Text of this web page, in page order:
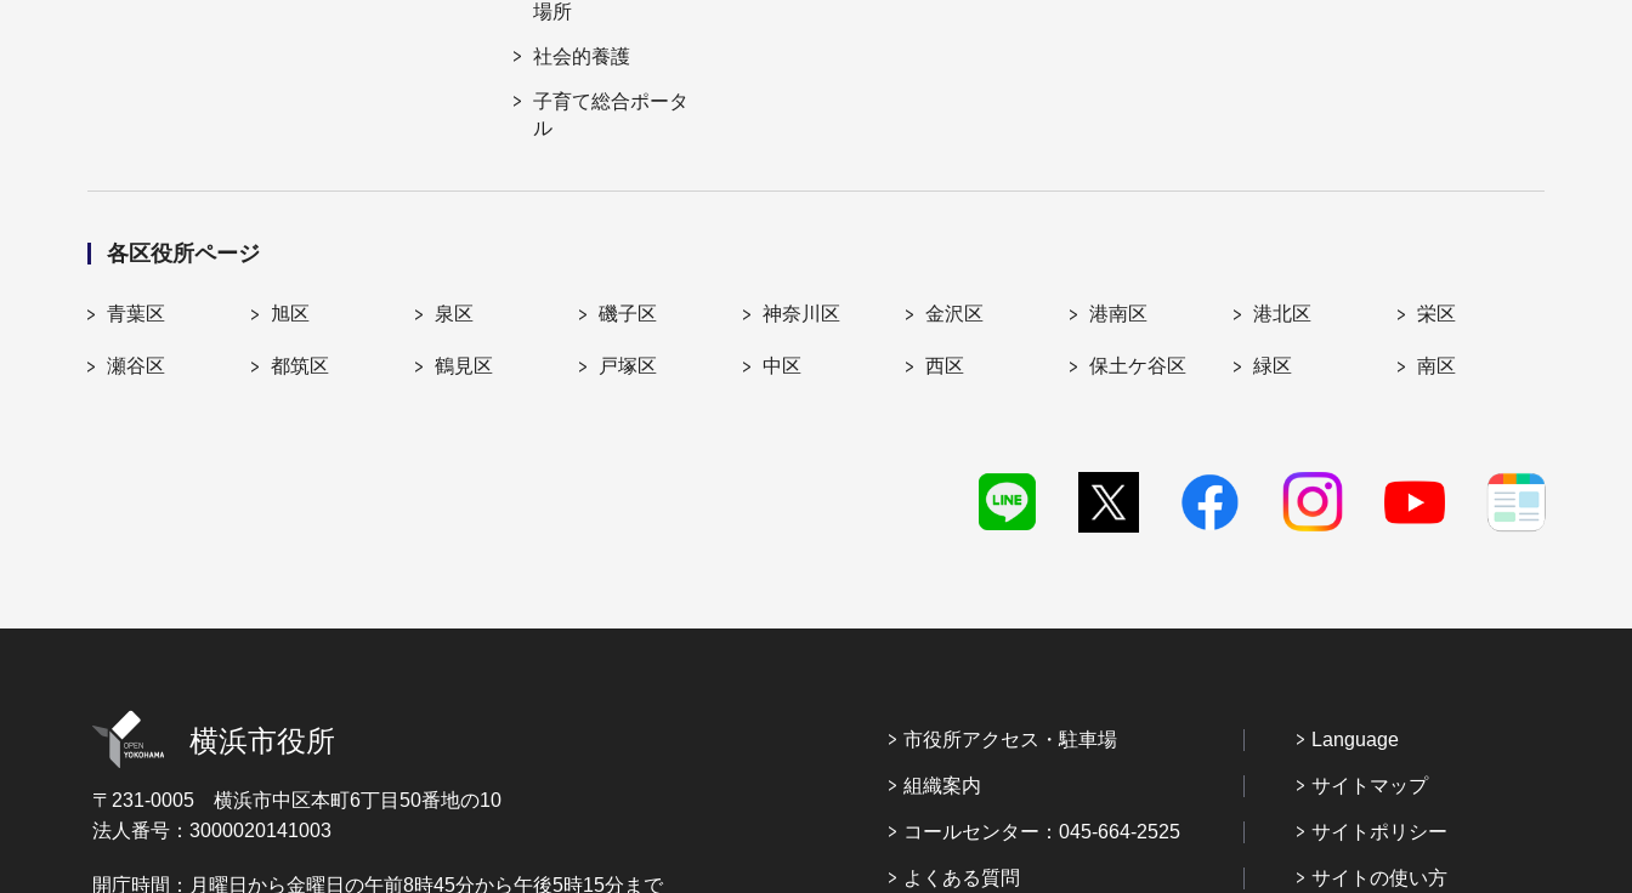
場所
社会的養護
子育て総合ポータ
ル
各区役所ページ
青葉区 旭区 泉区 磯子区 神奈川区 金沢区 港南区 港北区 栄区
瀬谷区 都筑区 鶴見区 戸塚区 中区 西区 保土ケ谷区 緑区 南区
横浜市役所
〒231-0005 横浜市中区本町6丁目50番地の10
法人番号：3000020141003
開庁時間：月曜日から金曜日の午前8時45分から午後5時15分まで
市役所アクセス・駐車場
組織案内
コールセンター：045-664-2525
よくある質問
Language
サイトマップ
サイトポリシー
サイトの使い方